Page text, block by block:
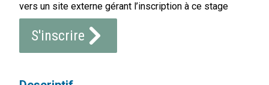
vers un site externe gérant l’inscription à ce stage
S'inscrire